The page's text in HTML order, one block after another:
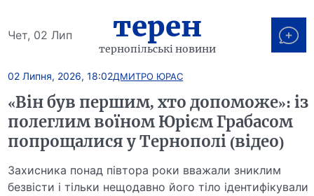
Чет, 02 Лип терен
тернопільські новини
02 Липня, 2026, 18:02ДМИТРО ЮРАС
«Він був першим, хто допоможе»: із
полеглим воїном Юрієм Грабасом
попрощалися у Тернополі (відео)
Захисника понад півтора роки вважали зниклим
безвісти і тільки нещодавно його тіло ідентифікували